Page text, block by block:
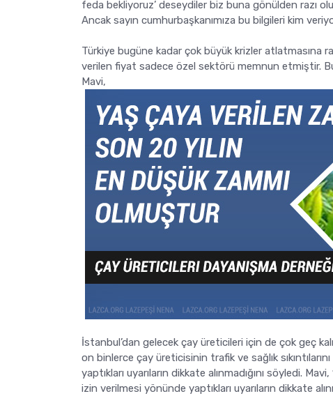
feda bekliyoruz’ deseydiler biz buna gönülden razı
Ancak sayın cumhurbaşkanımıza bu bilgileri kim
Türkiye bugüne kadar çok büyük krizler atlatmasına
verilen fiyat sadece özel sektörü memnun etmiştir.
Mavi,
İstanbul’dan gelecek çay üreticileri için de çok geç
on binlerce çay üreticisinin trafik ve sağlık
yaptıkları uyarıların dikkate alınmadığını söyledi.
izin verilmesi yönünde yaptıkları uyarıların dikkate